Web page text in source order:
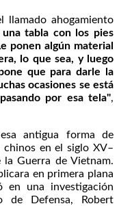
llamado ahogamiento
tabla con los pies
ponen algún material
lo que sea, y luego
que para darle la
ocasiones se está
por esa tela",
antigua forma de
en el siglo XV–
Guerra de Vietnam.
en primera plana
en una investigación
de Defensa, Robert